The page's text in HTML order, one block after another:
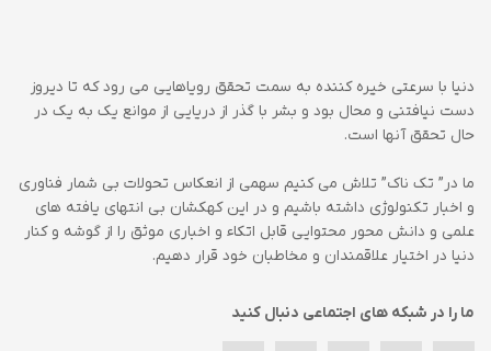
دنیا با سرعتی خیره کننده به سمت تحقق رویاهایی می رود که تا دیروز
دست نیافتنی و محال بود و بشر با گذر از دریایی از موانع یک به یک در
حال تحقق آنها است.
ما در” تک ناک” تلاش می کنیم سهمی از انعکاس تحولات بی شمار فناوری
و اخبار تکنولوژی داشته باشیم و در این کهکشان بی انتهای یافته های
علمی و دانش محور محتوایی قابل اتکاء و اخباری موثق را از گوشه و کنار
دنیا در اختیار علاقمندان و مخاطبان خود قرار دهیم.
ما را در شبکه های اجتماعی دنبال کنید